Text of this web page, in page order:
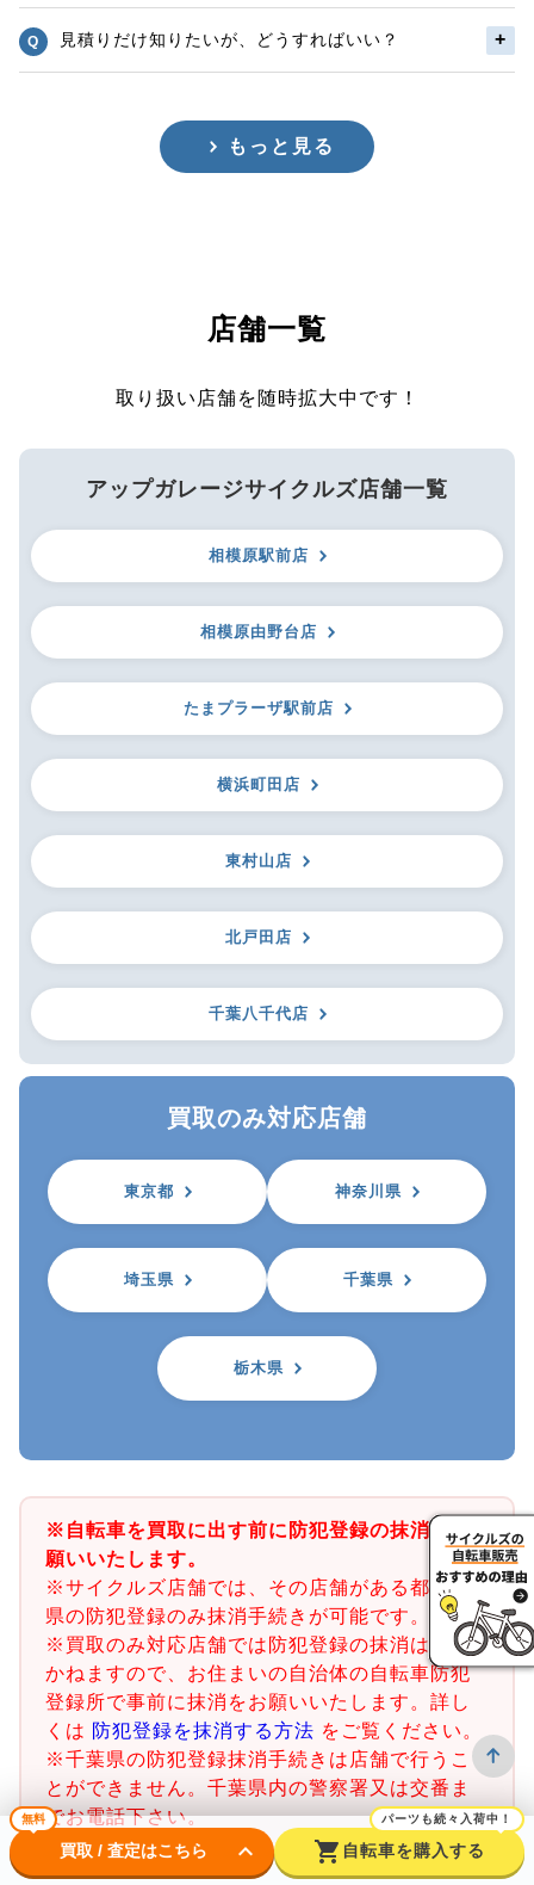
見積りだけ知りたいが、どうすればいい？
もっと見る
店舗一覧
取り扱い店舗を随時拡大中です！
アップガレージサイクルズ店舗一覧
相模原駅前店
相模原由野台店
たまプラーザ駅前店
横浜町田店
東村山店
北戸田店
千葉八千代店
買取のみ対応店舗
東京都 神奈川県
埼玉県 千葉県
栃木県
※自転車を買取に出す前に防犯登録の抹消をお
願いいたします。
※サイクルズ店舗では、その店舗がある都道府
県の防犯登録のみ抹消手続きが可能です。
※買取のみ対応店舗では防犯登録の抹消はでき
かねますので、お住まいの自治体の自転車防犯
登録所で事前に抹消をお願いいたします。詳し
くは 防犯登録を抹消する方法 をご覧ください。
※千葉県の防犯登録抹消手続きは店舗で行うこ
とができません。千葉県内の警察署又は交番ま
でお電話下さい。
無料
買取 / 査定はこちら keyboard_arrow_down shopping_cart
パーツも続々入荷中！
自転車を購入する